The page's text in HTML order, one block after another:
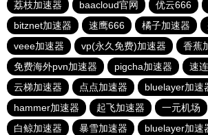
荔枝加速器
baacloud官网 优云666
bitznet加速器
速鹰666 橘子加速器
veee加速器
vp(永久免费)加速器
香蕉
免费海外pvn加速器
pigcha加速器
速
云梯加速器
点点加速器 bluelayer加速
hammer加速器
起飞加速器 一元机场
白鲸加速器
暴雪加速器 bluelayer加速